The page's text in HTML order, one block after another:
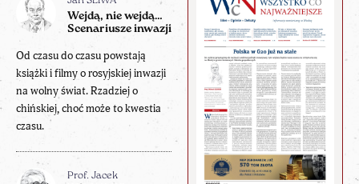
Wejdą, nie wejdą…
Scenariusze inwazji
Od czasu do czasu powstają
książki i filmy o rosyjskiej inwazji
na wolny świat. Rzadziej o
chińskiej, choć może to kwestia
czasu.
Prof. Jacek